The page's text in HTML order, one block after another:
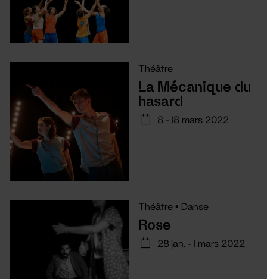
Théâtre
La Mécanique du
hasard
8 - 18 mars 2022
Théâtre • Danse
Rose
28 jan. - 1 mars 2022